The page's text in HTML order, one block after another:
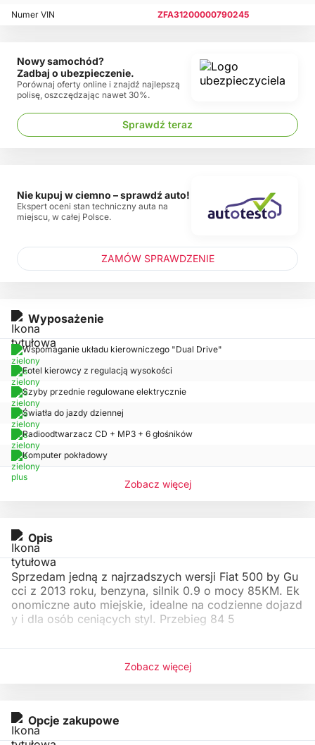
Numer VIN
ZFA31200000790245
Wyposażenie
Wspomaganie układu kierowniczego "Dual Drive"
Fotel kierowcy z regulacją wysokości
Szyby przednie regulowane elektrycznie
Światła do jazdy dziennej
Radioodtwarzacz CD + MP3 + 6 głośników
Komputer pokładowy
Zobacz więcej
Opis
Sprzedam jedną z najrzadszych wersji Fiat 500 by Gu
cci z 2013 roku, benzyna, silnik 0.9 o mocy 85KM. Ek
onomiczne auto miejskie, idealne na codzienne dojazd
y i dla osób ceniących styl. Przebieg 84 5
Zobacz więcej
Opcje zakupowe
Nowy samochód?
Zadbaj o ubezpieczenie.
Porównaj oferty online i znajdź najlepszą
polisę, oszczędzając nawet 30%.
Sprawdź teraz
Nie kupuj w ciemno – sprawdź auto!
Ekspert oceni stan techniczny auta na
miejscu, w całej Polsce.
ZAMÓW SPRAWDZENIE